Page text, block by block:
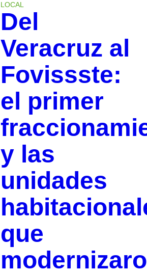
LOCAL
Del
Veracruz al
Fovissste:
el primer
y las
unidades
que